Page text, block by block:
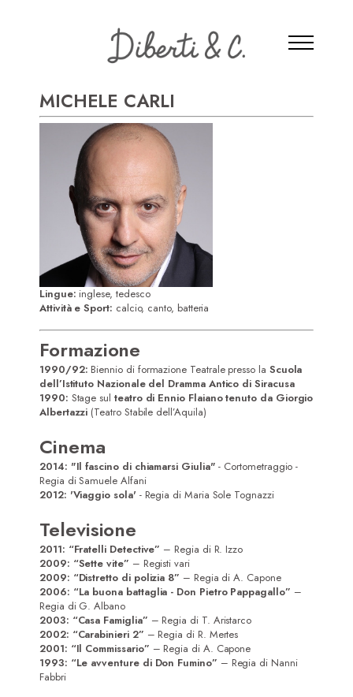
MICHELE CARLI
Lingue: inglese, tedesco
Attività e Sport: calcio, canto, batteria
Formazione
1990/92: Biennio di formazione Teatrale presso la Scuola
dell’Istituto Nazionale del Dramma Antico di Siracusa
1990: Stage sul teatro di Ennio Flaiano tenuto da Giorgio
Albertazzi (Teatro Stabile dell’Aquila)
Cinema
2014: "Il fascino di chiamarsi Giulia"- Cortometraggio -
Regia di Samuele Alfani
2012: 'Viaggio sola' - Regia di Maria Sole Tognazzi
Televisione
2011: “Fratelli Detective” – Regia di R. Izzo
2009: “Sette vite” – Registi vari
2009: “Distretto di polizia 8” – Regia di A. Capone
2006: “La buona battaglia - Don Pietro Pappagallo” –
Regia di G. Albano
2003: “Casa Famiglia” – Regia di T. Aristarco
2002: “Carabinieri 2” – Regia di R. Mertes
2001: “Il Commissario” – Regia di A. Capone
1993: “Le avventure di Don Fumino” – Regia di Nanni
Fabbri